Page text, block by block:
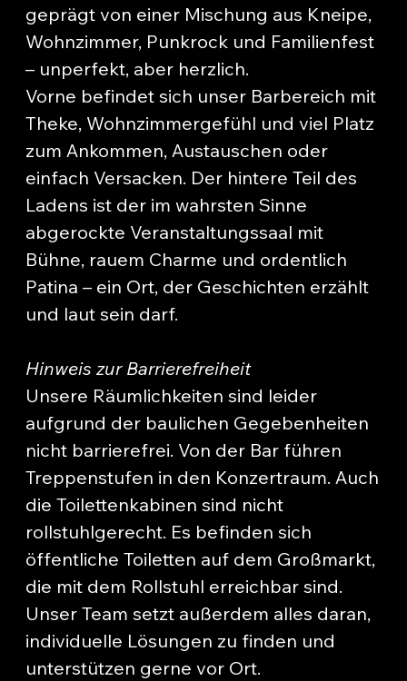
geprägt von einer Mischung aus Kneipe,
Wohnzimmer, Punkrock und Familienfest
– unperfekt, aber herzlich.
Vorne befindet sich unser Barbereich mit
Theke, Wohnzimmergefühl und viel Platz
zum Ankommen, Austauschen oder
einfach Versacken. Der hintere Teil des
Ladens ist der im wahrsten Sinne
abgerockte Veranstaltungssaal mit
Bühne, rauem Charme und ordentlich
Patina – ein Ort, der Geschichten erzählt
und laut sein darf.
Hinweis zur Barrierefreiheit
Unsere Räumlichkeiten sind leider
aufgrund der baulichen Gegebenheiten
nicht barrierefrei. Von der Bar führen
Treppenstufen in den Konzertraum. Auch
die Toilettenkabinen sind nicht
rollstuhlgerecht. Es befinden sich
öffentliche Toiletten auf dem Großmarkt,
die mit dem Rollstuhl erreichbar sind.
Unser Team setzt außerdem alles daran,
individuelle Lösungen zu finden und
unterstützen gerne vor Ort.